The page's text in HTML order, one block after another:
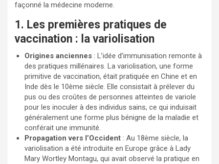
façonné la médecine moderne.
1. Les premières pratiques de
vaccination : la variolisation
Origines anciennes : L’idée d’immunisation remonte à
des pratiques millénaires. La variolisation, une forme
primitive de vaccination, était pratiquée en Chine et en
Inde dès le 10ème siècle. Elle consistait à prélever du
pus ou des croûtes de personnes atteintes de variole
pour les inoculer à des individus sains, ce qui induisait
généralement une forme plus bénigne de la maladie et
conférait une immunité.
Propagation vers l’Occident : Au 18ème siècle, la
variolisation a été introduite en Europe grâce à Lady
Mary Wortley Montagu, qui avait observé la pratique en